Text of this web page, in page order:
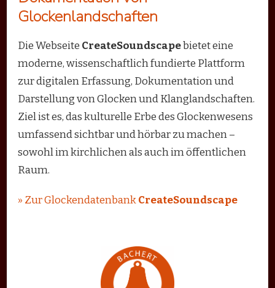
Glockenlandschaften
Die Webseite CreateSoundscapebietet eine
moderne, wissenschaftlich fundierte Plattform
zur digitalen Erfassung, Dokumentation und
Darstellung von Glocken und Klanglandschaften.
Ziel ist es, das kulturelle Erbe des Glockenwesens
umfassend sichtbar und hörbar zu machen –
sowohl im kirchlichen als auch im öffentlichen
Raum.
» Zur GlockendatenbankCreateSoundscape